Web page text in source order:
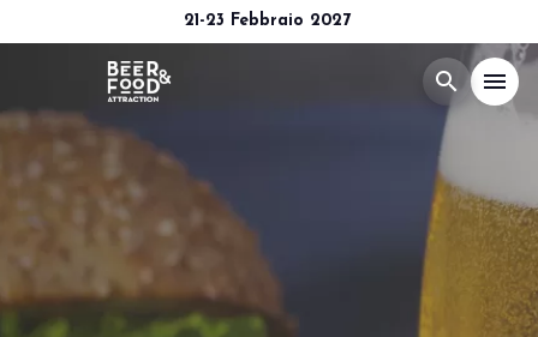
21-23 Febbraio 2027
search menu
Menù
arrow_right
Visita arrow_right